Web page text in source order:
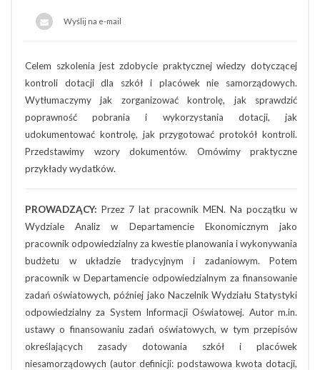
Wyślij na e-mail
Celem szkolenia jest zdobycie praktycznej wiedzy dotyczącej
kontroli dotacji dla szkół i placówek nie samorządowych.
Wytłumaczymy jak zorganizować kontrolę, jak sprawdzić
poprawność pobrania i wykorzystania dotacji, jak
udokumentować kontrolę, jak przygotować protokół kontroli.
Przedstawimy wzory dokumentów. Omówimy praktyczne
przykłady wydatków.
PROWADZĄCY:Przez 7 lat pracownik MEN. Na początku w
Wydziale Analiz w Departamencie Ekonomicznym jako
pracownik odpowiedzialny za kwestie planowania i wykonywania
budżetu w układzie tradycyjnym i zadaniowym. Potem
pracownik w Departamencie odpowiedzialnym za finansowanie
zadań oświatowych, później jako Naczelnik Wydziału Statystyki
odpowiedzialny za System Informacji Oświatowej. Autor m.in.
ustawy o finansowaniu zadań oświatowych, w tym przepisów
określających zasady dotowania szkół i placówek
niesamorządowych (autor definicji: podstawowa kwota dotacji,